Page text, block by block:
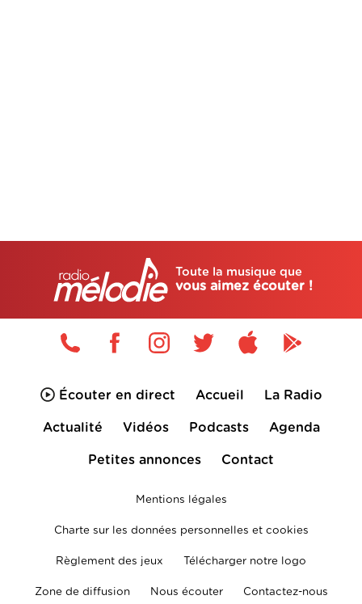
Toute la musique que
vous aimez écouter !
Écouter en direct Accueil La Radio
Actualité Vidéos Podcasts Agenda
Petites annonces Contact
Mentions légales
Charte sur les données personnelles et cookies
Règlement des jeux Télécharger notre logo
Zone de diffusion Nous écouter Contactez-nous